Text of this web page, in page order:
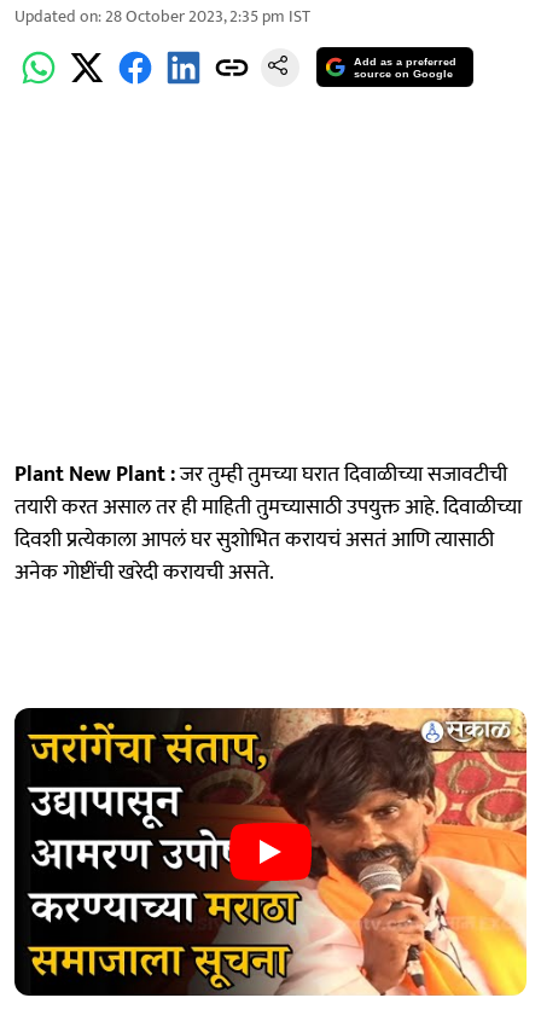
Updated on:28 October 2023, 2:35 pm IST
Add as a preferred
source on Google
Plant New Plant :जर तुम्ही तुमच्या घरात दिवाळीच्या सजावटीची
तयारी करत असाल तर ही माहिती तुमच्यासाठी उपयुक्त आहे. दिवाळीच्या
दिवशी प्रत्येकाला आपलं घर सुशोभित करायचं असतं आणि त्यासाठी
अनेक गोष्टींची खरेदी करायची असते.